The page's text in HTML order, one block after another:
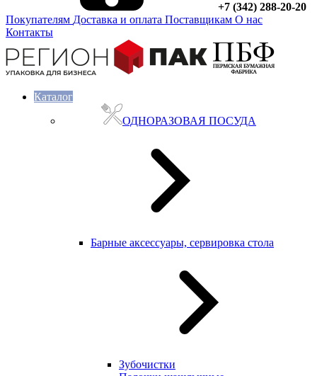
+7 (342) 288-20-20
Покупателям Доставка и оплата Поставщикам О нас
Контакты
Каталог
ОДНОРАЗОВАЯ ПОСУДА
Барные аксессуары, сервировка стола
Зубочистки